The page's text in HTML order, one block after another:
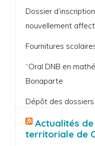
Dossier
nouvellement
Fournitures
“Oral DNB en
Bonaparte
Dépôt des dossiers
Actualités
territoriale de